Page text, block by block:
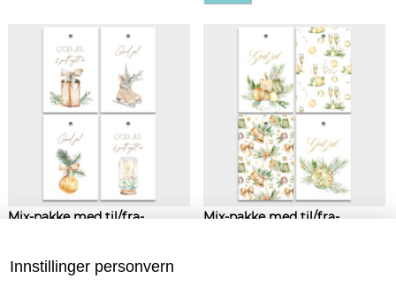
Mix-pakke med til/fra-
Mix-pakke med til/fra-
Innstillinger personvern